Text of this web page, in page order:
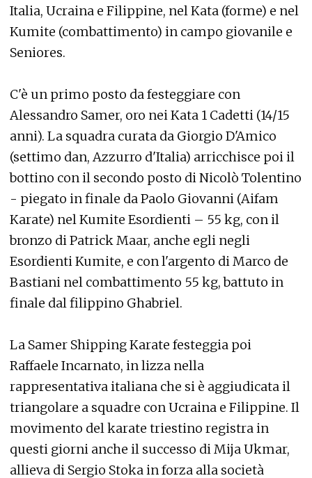
Italia, Ucraina e Filippine, nel Kata (forme) e nel
Kumite (combattimento) in campo giovanile e
Seniores.
C'è un primo posto da festeggiare con
Alessandro Samer, oro nei Kata 1 Cadetti (14/15
anni). La squadra curata da Giorgio D'Amico
(settimo dan, Azzurro d'Italia) arricchisce poi il
bottino con il secondo posto di Nicolò Tolentino
- piegato in finale da Paolo Giovanni (Aifam
Karate) nel Kumite Esordienti – 55 kg, con il
bronzo di Patrick Maar, anche egli negli
Esordienti Kumite, e con l'argento di Marco de
Bastiani nel combattimento 55 kg, battuto in
finale dal filippino Ghabriel.
La Samer Shipping Karate festeggia poi
Raffaele Incarnato, in lizza nella
rappresentativa italiana che si è aggiudicata il
triangolare a squadre con Ucraina e Filippine. Il
movimento del karate triestino registra in
questi giorni anche il successo di Mija Ukmar,
allieva di Sergio Stoka in forza alla società